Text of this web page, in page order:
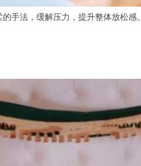
法，缓解压力，提升整体放松感。